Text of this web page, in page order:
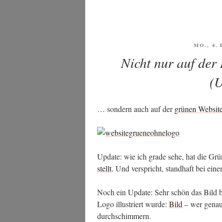
MO., 4.
Nicht nur auf
… son­dern auch auf dergrü­nen
Update: wie ich gra­de sehe, hat die
stellt. Und ver­spricht, stand­haft bei
Noch ein Update: Sehr schön das Bild
Logo illus­triert wur­de: Bild – wer
durchschimmern.